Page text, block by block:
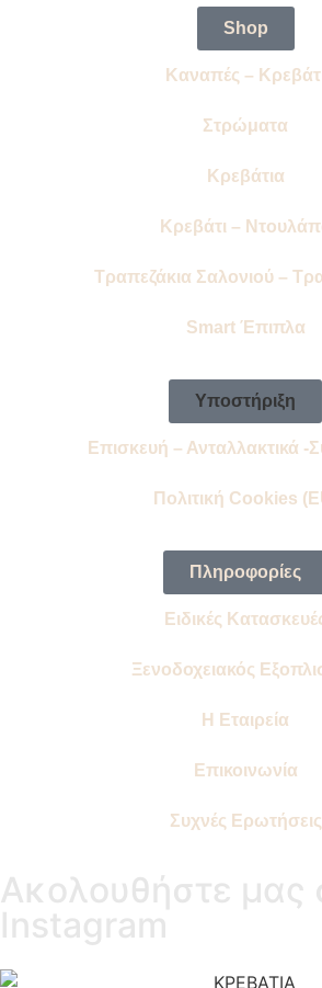
Shop
Καναπές –
Στρώματα
Κρεβάτια
Κρεβάτι –
Τραπεζάκια Σαλονιού –
Smart Έπιπλα
Υποστήριξη
Επισκευή – Ανταλλακτικά -
Πολιτική Cookies
Πληροφορίες
Ειδικές
Ξενοδοχειακός
Η Εταιρεία
Επικοινωνία
Συχνές Ερωτήσεις
Ακολουθήστε μας
Instagram